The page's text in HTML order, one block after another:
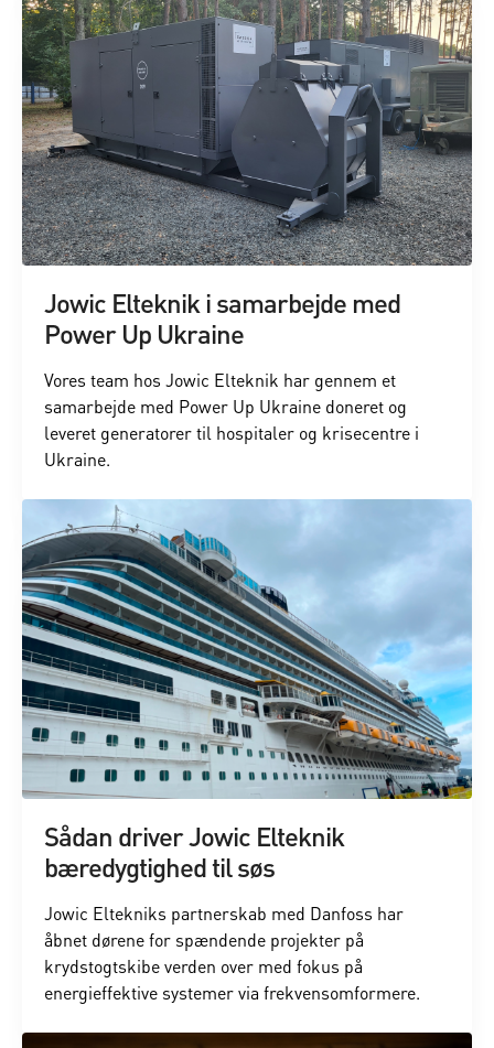
Jowic Elteknik i samarbejde med
Power Up Ukraine
Vores team hos Jowic Elteknik har gennem et
samarbejde med Power Up Ukraine doneret og
leveret generatorer til hospitaler og krisecentre i
Ukraine.
Sådan driver Jowic Elteknik
bæredygtighed til søs
Jowic Eltekniks partnerskab med Danfoss har
åbnet dørene for spændende projekter på
krydstogtskibe verden over med fokus på
energieffektive systemer via frekvensomformere.